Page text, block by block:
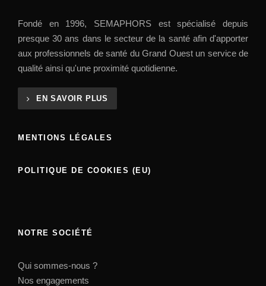
Fondé en 1996, SEMAPHORS est spécialisé depuis
presque 30 ans dans le secteur de la santé afin d'apporter
aux professionnels de santé du Grand Ouest un service de
qualité ainsi qu'une proximité quotidienne.
EN SAVOIR PLUS
MENTIONS LÉGALES
POLITIQUE DE COOKIES (EU)
NOTRE SOCIÉTÉ
Qui sommes-nous ?
Nos engagements